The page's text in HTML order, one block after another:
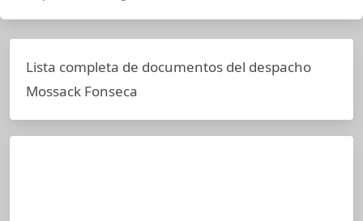
Lista completa de documentos del despacho
Mossack Fonseca